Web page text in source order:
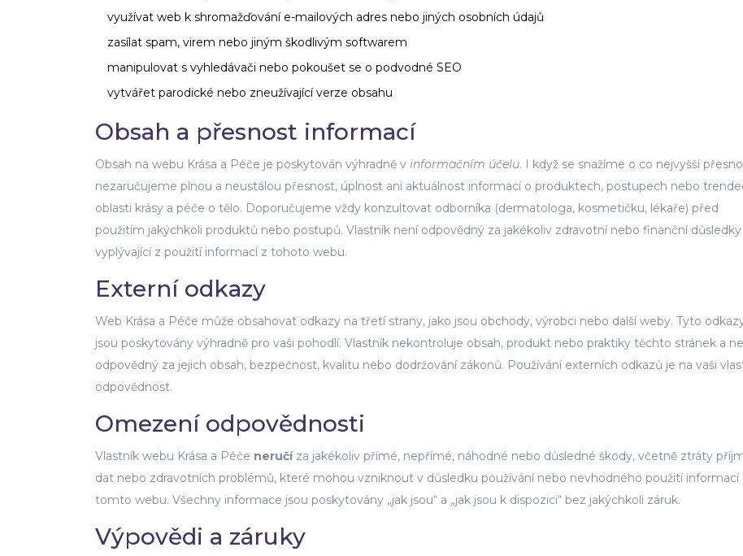
využívat web k shromažďování e-mailových adres nebo jiných osobních údajů
zasílat spam, virem nebo jiným škodlivým softwarem
manipulovat s vyhledávači nebo pokoušet se o podvodné SEO
vytvářet parodické nebo zneužívající verze obsahu
Obsah a přesnost informací
Obsah na webu Krása a Péče je poskytován výhradně v informačním účelu. I když se snažíme o co nejvyšší
nezaručujeme plnou a neustálou přesnost, úplnost ani aktuálnost informací o produktech, postupech nebo
oblasti krásy a péče o tělo. Doporučujeme vždy konzultovat odborníka (dermatologa, kosmetičku, lékaře) před
použitím jakýchkoli produktů nebo postupů. Vlastník není odpovědný za jakékoliv zdravotní nebo finanční důsledky
vyplývající z použití informací z tohoto webu.
Externí odkazy
Web Krása a Péče může obsahovat odkazy na třetí strany, jako jsou obchody, výrobci nebo další weby. Tyto
jsou poskytovány výhradně pro vaši pohodlí. Vlastník nekontroluje obsah, produkt nebo praktiky těchto stránek a
odpovědný za jejich obsah, bezpečnost, kvalitu nebo dodržování zákonů. Používání externích odkazů je na vaši
odpovědnost.
Omezení odpovědnosti
Vlastník webu Krása a Péče neručíza jakékoliv přímé, nepřímé, náhodné nebo důsledné škody, včetně ztráty
dat nebo zdravotních problémů, které mohou vzniknout v důsledku používání nebo nevhodného použití informací
tomto webu. Všechny informace jsou poskytovány „jak jsou“ a „jak jsou k dispozici“ bez jakýchkoli záruk.
Výpovědi a záruky